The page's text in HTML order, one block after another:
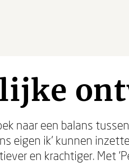
naar een balans
eigen ik' kunnen
en krachtiger. Met